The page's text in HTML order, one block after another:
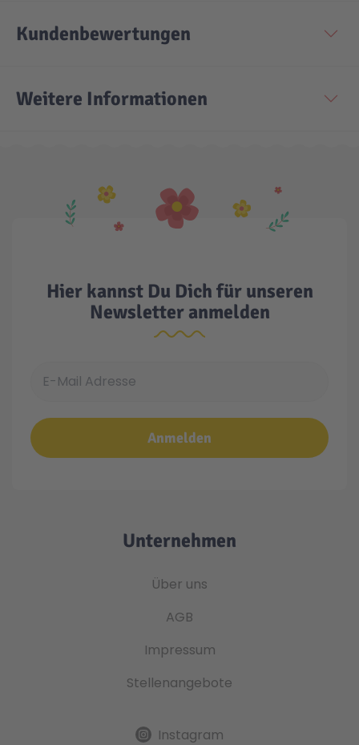
Kundenbewertungen
Weitere Informationen
Hier kannst Du Dich für unseren
Newsletter anmelden
Anmelden
Unternehmen
Über uns
AGB
Impressum
Stellenangebote
Instagram